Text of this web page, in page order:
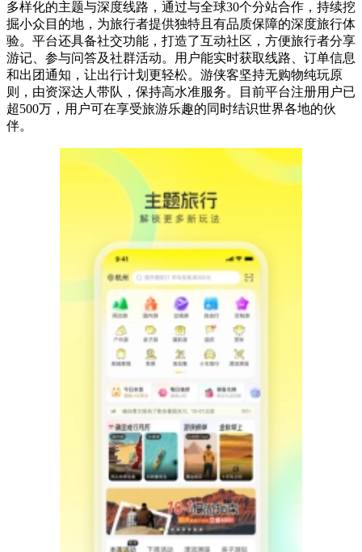
多样化的主题与深度线路，通过与全球30个分站合作，持续挖
掘小众目的地，为旅行者提供独特且有品质保障的深度旅行体
验。平台还具备社交功能，打造了互动社区，方便旅行者分享
游记、参与问答及社群活动。用户能实时获取线路、订单信息
和出团通知，让出行计划更轻松。游侠客坚持无购物纯玩原
则，由资深达人带队，保持高水准服务。目前平台注册用户已
超500万，用户可在享受旅游乐趣的同时结识世界各地的伙
伴。